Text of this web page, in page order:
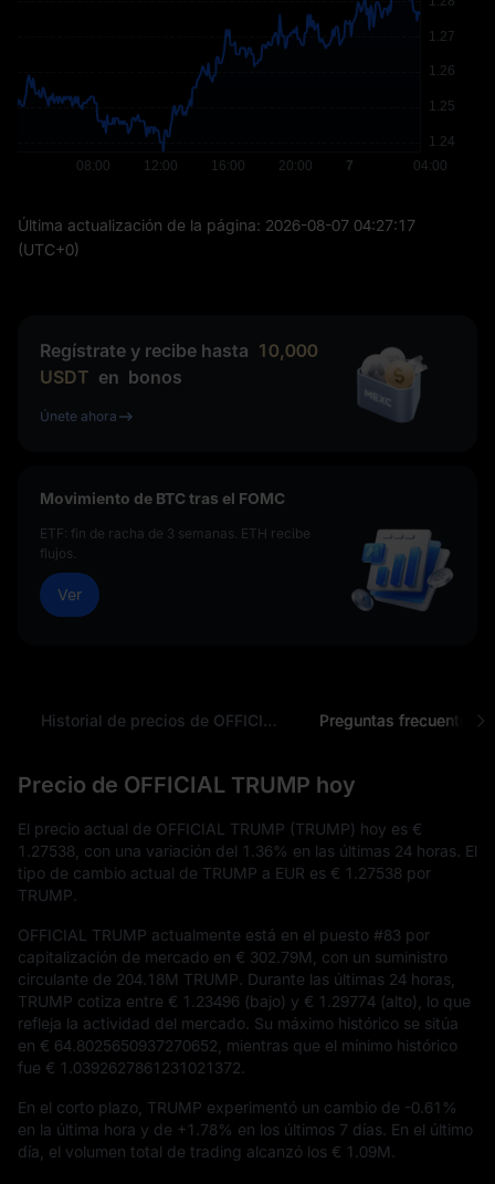
Última actualización de la página: 2026-08-07 04:27:17
(UTC+0)
Regístrate y recibe hasta 10,000
USDT en bonos
Únete ahora
Movimiento de BTC tras el FOMC
ETF: fin de racha de 3 semanas. ETH recibe
flujos.
Ver
Historial de precios de OFFICIAL TRUMP Preguntas frecuentes
Precio de OFFICIAL TRUMP hoy
El precio actual de OFFICIAL TRUMP (TRUMP) hoy es €
1.27538 , con una variación del 1.36% en las últimas 24 horas. El
tipo de cambio actual de TRUMP a EUR es € 1.27538 por
TRUMP.
OFFICIAL TRUMP actualmente está en el puesto #83 por
capitalización de mercado en € 302.79M
, con un suministro
circulante de 204.18M TRUMP . Durante las últimas 24 horas,
TRUMP cotiza entre € 1.23496 (bajo) y € 1.29774 (alto), lo que
refleja la actividad del mercado. Su máximo histórico se sitúa
en € 64.8025650937270652 , mientras que el mínimo histórico
fue € 1.0392627861231021372
En el corto plazo, TRUMP experimentó un cambio de -0.61%
en la última hora y de +1.78% en los últimos 7 días. En el último
día, el volumen total de trading alcanzó los € 1.09M